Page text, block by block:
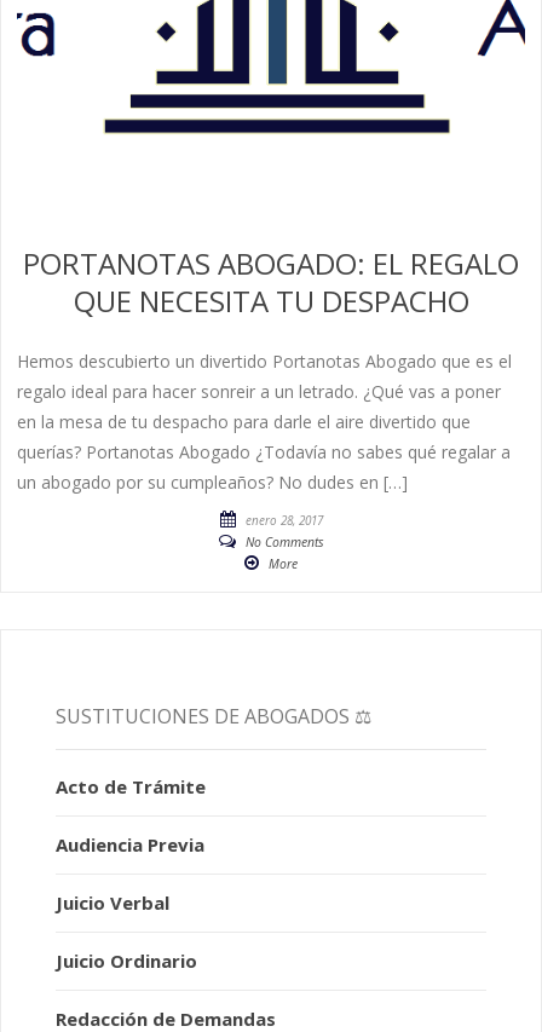
PORTANOTAS ABOGADO: EL REGALO
QUE NECESITA TU DESPACHO
Hemos descubierto un divertido Portanotas Abogado que es el
regalo ideal para hacer sonreir a un letrado. ¿Qué vas a poner
en la mesa de tu despacho para darle el aire divertido que
querías? Portanotas Abogado ¿Todavía no sabes qué regalar a
un abogado por su cumpleaños? No dudes en […]
enero 28, 2017
No Comments
More
SUSTITUCIONES DE ABOGADOS ⚖️
Acto de Trámite
Audiencia Previa
Juicio Verbal
Juicio Ordinario
Redacción de Demandas